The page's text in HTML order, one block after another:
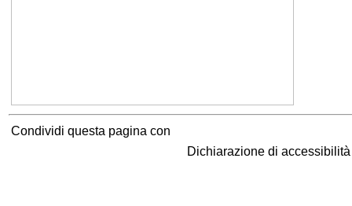
Condividi questa pagina con
Dichiarazione di